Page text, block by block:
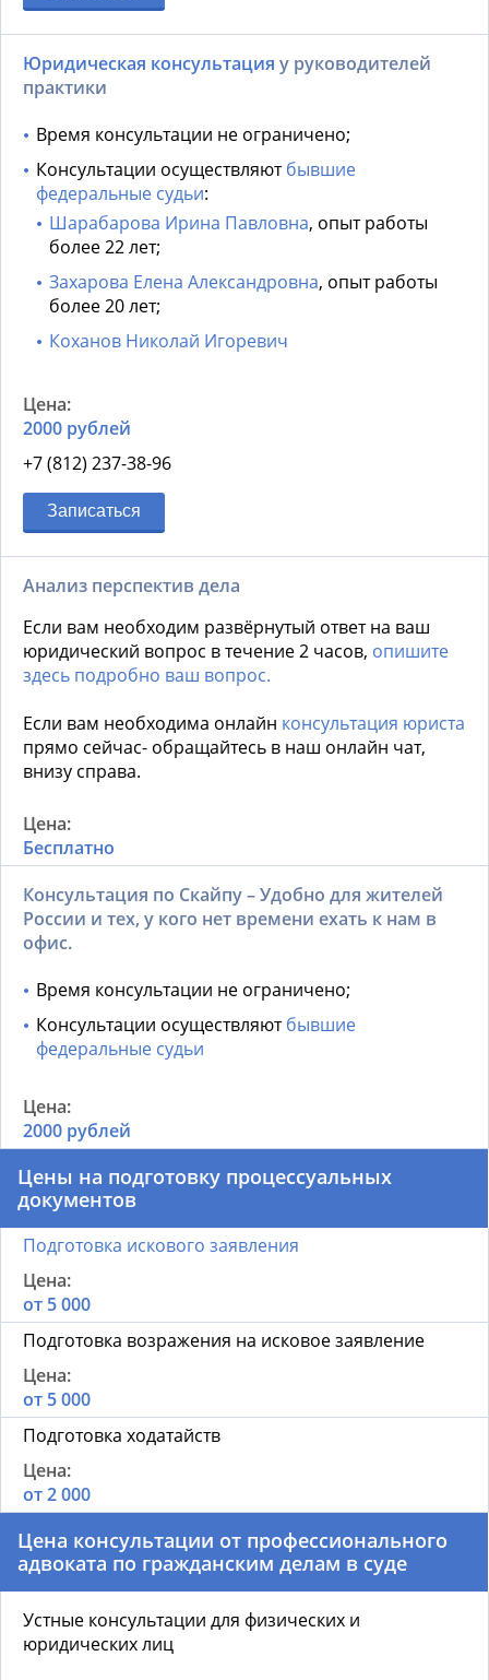
Юридическая консультация у руководителей
практики
Время консультации не ограничено;
Консультации осуществляютбывшие
федеральные судьи:
Шарабарова Ирина Павловна, опыт работы
более 22 лет;
Захарова Елена Александровна, опыт работы
более 20 лет;
Коханов Николай Игоревич
2000 рублей
+7 (812) 237-38-96
Записаться
Анализ перспектив дела
Если вам необходим развёрнутый ответ на ваш
юридический вопрос в течение 2 часов, опишите
здесь подробно ваш вопрос.
Если вам необходима онлайн консультация юриста
прямо сейчас- обращайтесь в наш онлайн чат,
внизу справа.
Бесплатно
Консультация по Скайпу – Удобно для жителей
России и тех, у кого нет времени ехать к нам в
офис.
Время консультации не ограничено;
Консультации осуществляютбывшие
федеральные судьи
2000 рублей
Цены на подготовку процессуальных
документов
Подготовка искового заявления
от 5 000
Подготовка возражения на исковое заявление
от 5 000
Подготовка ходатайств
от 2 000
Цена консультации от профессионального
адвоката по гражданским делам в суде
Устные консультации для физических и
юридических лиц